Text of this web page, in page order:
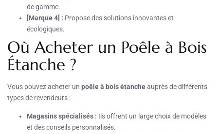
de gamme.
[Marque 4] : Propose des solutions innovantes et
écologiques.
Où Acheter un Poêle à Bois
Étanche ?
Vous pouvez acheter un poêle à bois étancheauprès de différents
types de revendeurs :
Magasins spécialisés : Ils offrent un large choix de modèles
et des conseils personnalisés.